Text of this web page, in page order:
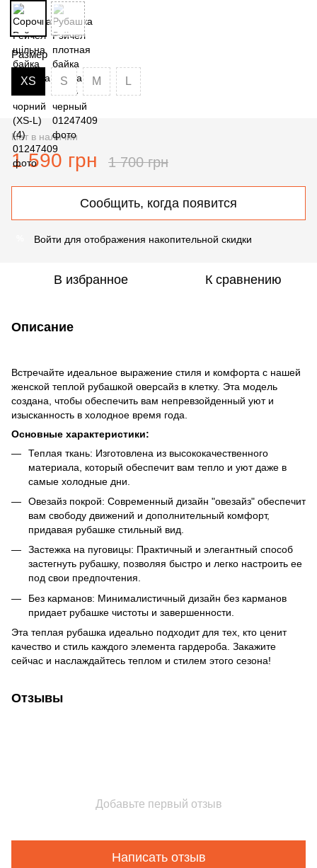
Размер
XS S M L
Нет в наличии
1 590 грн 1 700 грн
Сообщить, когда появится
Войти для отображения накопительной скидки
В избранное К сравнению
Описание
Встречайте идеальное выражение стиля и комфорта с нашей
женской теплой рубашкой оверсайз в клетку. Эта модель
создана, чтобы обеспечить вам непревзойденный уют и
изысканность в холодное время года.
Основные характеристики:
Теплая ткань: Изготовлена из высококачественного
материала, который обеспечит вам тепло и уют даже в
самые холодные дни.
Овезайз покрой: Современный дизайн "овезайз" обеспечит
вам свободу движений и дополнительный комфорт,
придавая рубашке стильный вид.
Застежка на пуговицы: Практичный и элегантный способ
застегнуть рубашку, позволяя быстро и легко настроить ее
под свои предпочтения.
Без карманов: Минималистичный дизайн без карманов
придает рубашке чистоты и завершенности.
Эта теплая рубашка идеально подходит для тех, кто ценит
качество и стиль каждого элемента гардероба. Закажите
сейчас и наслаждайтесь теплом и стилем этого сезона!
Отзывы
Добавьте первый отзыв
Написать отзыв